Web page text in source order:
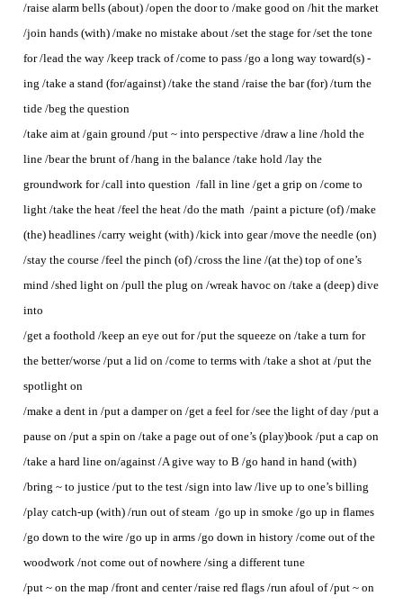
/raise alarm bells (about) /open the door to /make good on /hit the market
/join hands (with) /make no mistake about /set the stage for /set the tone
for /lead the way /keep track of /come to pass /go a long way toward(s) -
ing /take a stand (for/against) /take the stand /raise the bar (for) /turn the
tide /beg the question
/take aim at /gain ground /put ~ into perspective /draw a line /hold the
line /bear the brunt of /hang in the balance /take hold /lay the
groundwork for /call into question /fall in line /get a grip on /come to
light /take the heat /feel the heat /do the math /paint a picture (of) /make
(the) headlines /carry weight (with) /kick into gear /move the needle (on)
/stay the course /feel the pinch (of) /cross the line /(at the) top of one’s
mind /shed light on /pull the plug on /wreak havoc on /take a (deep) dive
into
/get a foothold /keep an eye out for /put the squeeze on /take a turn for
the better/worse /put a lid on /come to terms with /take a shot at /put the
spotlight on
/make a dent in /put a damper on /get a feel for /see the light of day /put a
pause on /put a spin on /take a page out of one’s (play)book /put a cap on
/take a hard line on/against /A give way to B /go hand in hand (with)
/bring ~ to justice /put to the test /sign into law /live up to one’s billing
/play catch-up (with) /run out of steam /go up in smoke /go up in flames
/go down to the wire /go up in arms /go down in history /come out of the
woodwork /not come out of nowhere /sing a different tune
/put ~ on the map /front and center /raise red flags /run afoul of /put ~ on